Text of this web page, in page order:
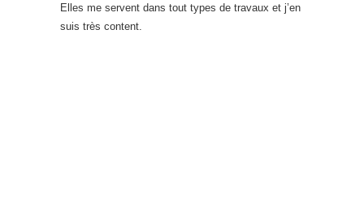
Elles me servent dans tout types de travaux et j’en
suis très content.